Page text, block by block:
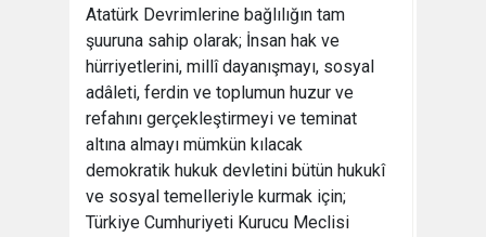
Atatürk Devrimlerine bağlılığın tam
şuuruna sahip olarak; İnsan hak ve
hürriyetlerini, millî dayanışmayı, sosyal
adâleti, ferdin ve toplumun huzur ve
refahını gerçekleştirmeyi ve teminat
altına almayı mümkün kılacak
demokratik hukuk devletini bütün hukukî
ve sosyal temelleriyle kurmak için;
Türkiye Cumhuriyeti Kurucu Meclisi